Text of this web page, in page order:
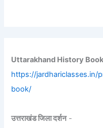
Uttarakhand History Book
https://jardhariclasses.in/
book/
उत्तराखंड जिला दर्शन-